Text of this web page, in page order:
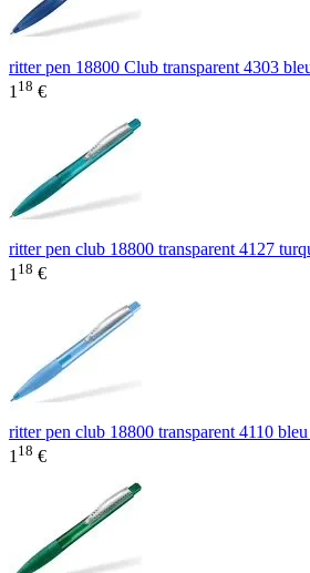
ritter pen 18800 Club transparent 4303
1 18 €
ritter pen club 18800 transparent 4127
1 18 €
ritter pen club 18800 transparent 4110 bleu
1 18 €